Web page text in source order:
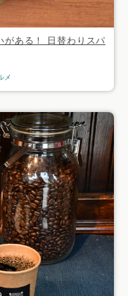
がある！ 日替わりスパ
メ